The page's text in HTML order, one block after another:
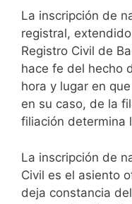
La inscripción de
registral,
Registro Civil de
hace fe del hecho
hora y lugar en
en su caso, de la
filiación determina
La inscripción de
Civil es el asiento
deja constancia